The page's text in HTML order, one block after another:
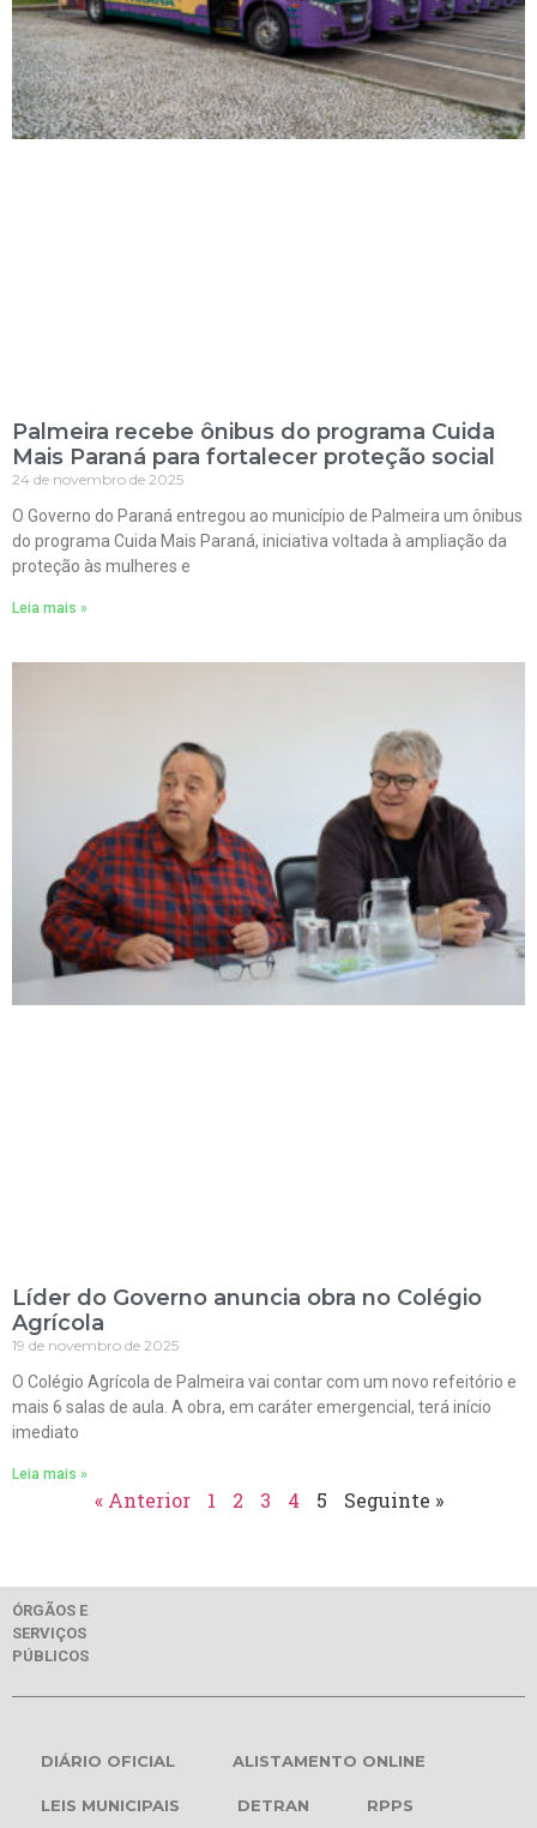
Palmeira recebe ônibus do programa Cuida
Mais Paraná para fortalecer proteção social
24 de novembro de 2025
O Governo do Paraná entregou ao município de Palmeira um ônibus
do programa Cuida Mais Paraná, iniciativa voltada à ampliação da
proteção às mulheres e
Leia mais »
Líder do Governo anuncia obra no Colégio
Agrícola
19 de novembro de 2025
O Colégio Agrícola de Palmeira vai contar com um novo refeitório e
mais 6 salas de aula. A obra, em caráter emergencial, terá início
imediato
Leia mais »
« Anterior 1 2 3 4 5 Seguinte »
ÓRGÃOS E
SERVIÇOS
PÚBLICOS
DIÁRIO OFICIAL ALISTAMENTO ONLINE
LEIS MUNICIPAIS DETRAN RPPS